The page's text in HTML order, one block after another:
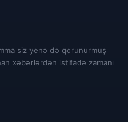
siz yenə də qorunurmuş
xəbərlərdən istifadə zamanı